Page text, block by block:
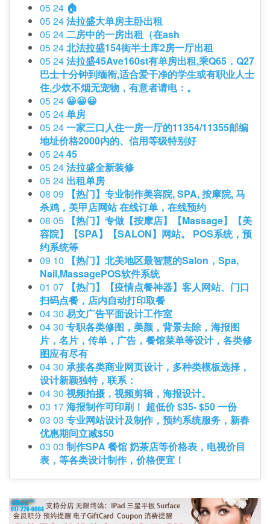
05 24 🏠
05 24法拉盛大单房主卧出租
05 24二房中的一房出租（在ash
05 24北法拉盛154街半土库2房一厅出租
05 24法拉盛45Ave160st有单房出租,乘Q65．Q27
巴士十分钟到缅衔,适合爱干净的学生或有职业人士
住,少炊不烟无宠物，有意者请电：。
05 24 😀😀😀
05 24单房
05 24一家三口人住一房一厅的11354/11355邮编
地址价格2000内的、信用等级特别好
05 2445
05 24法拉盛全新装修
05 24 出租单房
08 09
【热门】专业制作美容院, SPA, 按摩院, 马
杀鸡，美甲店网站 在线订单，在线预约
08 05
【热门】专做【按摩店】【Massage】【美
容院】【SPA】【SALON】网站。 POS系统，预
约系统等
09 10
【热门】北美地区最智慧的Salon，Spa,
Nail,MassagePOS软件系统
01 07
【热门】【疫情点餐神器】客人网站、门口
扫码点餐，店内自动打印取餐
04 30 易文广告平面设计工作室
04 30 专职各类修图，美颜，背景去除，海报图
片，名片，传单，广告，餐馆菜单等设计，各类修
图应有尽有
04 30 承接各类商业网页设计，多种类模板选择，
设计新颖独特，联系：
04 30 视频拍摄，视频剪辑，海报设计。
03 17海报制作可印刷！ 超低价 $35- $50 一份
03 03 专业网站设计及制作，预约系统服务，新春
优惠期间立减$50
03 03 制作SPA 餐馆 奶茶店等价格表，电视价目
表，等各类设计制作，价格便宜！